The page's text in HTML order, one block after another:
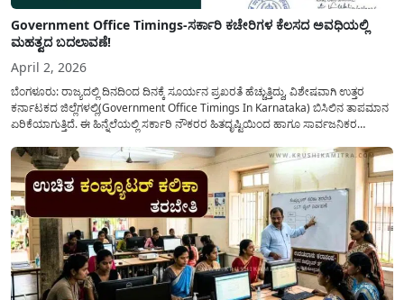
Government Office Timings-ಸರ್ಕಾರಿ ಕಚೇರಿಗಳ ಕೆಲಸದ ಅವಧಿಯಲ್ಲಿ
ಮಹತ್ವದ ಬದಲಾವಣೆ!
April 2, 2026
ಬೆಂಗಳೂರು: ರಾಜ್ಯದಲ್ಲಿ ದಿನದಿಂದ ದಿನಕ್ಕೆ ಸೂರ್ಯನ ಪ್ರಖರತೆ ಹೆಚ್ಚುತ್ತಿದ್ದು, ವಿಶೇಷವಾಗಿ ಉತ್ತರ
ಕರ್ನಾಟಕದ ಜಿಲ್ಲೆಗಳಲ್ಲಿ(Government Office Timings In Karnataka) ಬಿಸಿಲಿನ ತಾಪಮಾನ
ಏರಿಕೆಯಾಗುತ್ತಿದೆ. ಈ ಹಿನ್ನೆಲೆಯಲ್ಲಿ ಸರ್ಕಾರಿ ನೌಕರರ ಹಿತದೃಷ್ಟಿಯಿಂದ ಹಾಗೂ ಸಾರ್ವಜನಿಕರ
ಮತ್ತು ಕಲ್ಯಾಣ ಕರ್ನಾಟಕದ ಒಟ್ಟು 9 ಜಿಲ್ಲೆಗಳಲ್ಲಿ ಏಪ್ರಿಲ್...